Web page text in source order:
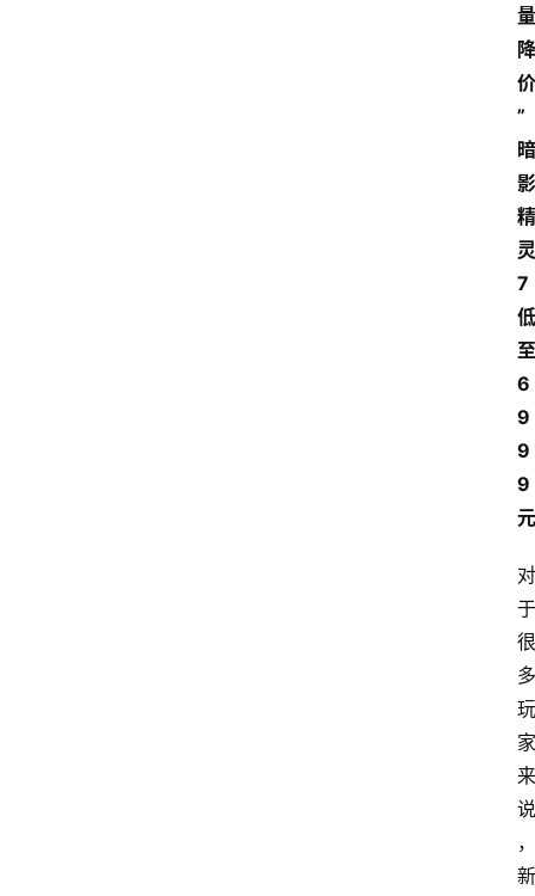
量
降
价
”
暗
影
精
灵
7
低
至
6
9
9
9
元
对
于
很
多
玩
家
来
说
，
新